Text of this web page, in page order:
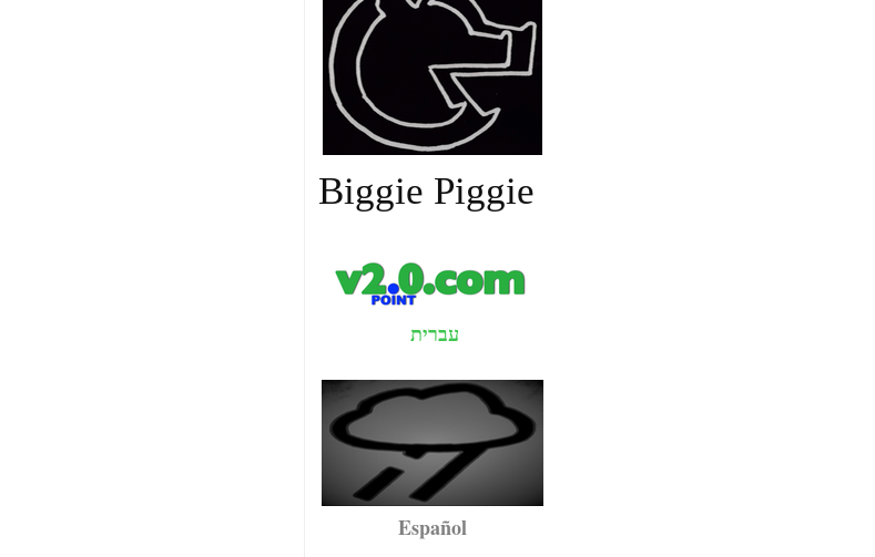
Biggie Piggie
עברית
Español